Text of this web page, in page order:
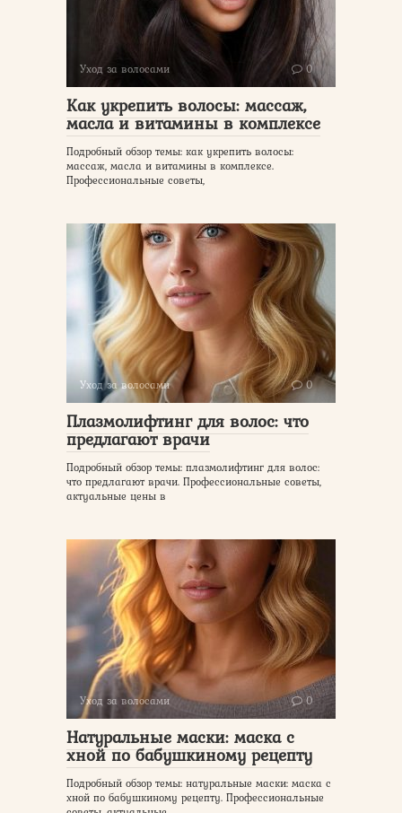
Уход за волосами 0
Как укрепить волосы: массаж,
масла и витамины в комплексе
Подробный обзор темы: как укрепить волосы:
массаж, масла и витамины в комплексе.
Профессиональные советы,
Уход за волосами 0
Плазмолифтинг для волос: что
предлагают врачи
Подробный обзор темы: плазмолифтинг для волос:
что предлагают врачи. Профессиональные советы,
актуальные цены в
Уход за волосами 0
Натуральные маски: маска с
хной по бабушкиному рецепту
Подробный обзор темы: натуральные маски: маска с
хной по бабушкиному рецепту. Профессиональные